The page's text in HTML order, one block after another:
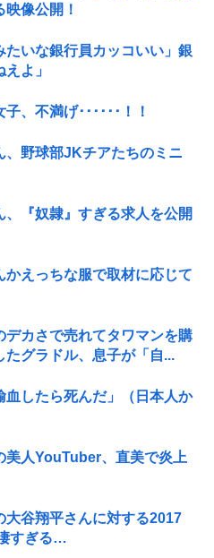
像公開！
たいな銀行員カッコいい」銀
よ」
、不満げ･･････！！
、野球部JKチアたちのミニ
、『奴隷』すぎる求人を公開
かえっちな服で取材に応じて
カさで売れてタワマンを購
たグラドル、息子が「自...
したら死んだ」（日本人か
美人YouTuber、直美で炎上
大谷翔平さんに対する2017
すぎる…